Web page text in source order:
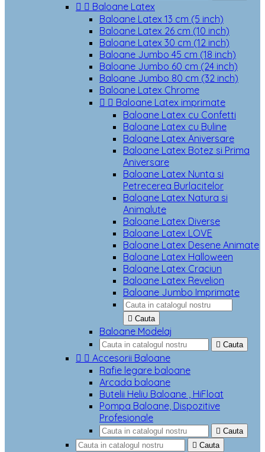
  Baloane Latex
Baloane Latex 13 cm (5 inch)
Baloane Latex 26 cm (10 inch)
Baloane Latex 30 cm (12 inch)
Baloane Jumbo 45 cm (18 inch)
Baloane Jumbo 60 cm (24 inch)
Baloane Jumbo 80 cm (32 inch)
Baloane Latex Chrome
  Baloane Latex imprimate
Baloane Latex cu Confetti
Baloane Latex cu Buline
Baloane Latex Aniversare
Baloane Latex Botez si Prima
Aniversare
Baloane Latex Nunta si
Petrecerea Burlacitelor
Baloane Latex Natura si
Animalute
Baloane Latex Diverse
Baloane Latex LOVE
Baloane Latex Desene Animate
Baloane Latex Halloween
Baloane Latex Craciun
Baloane Latex Revelion
Baloane Jumbo Imprimate
 Cauta
Baloane Modelaj
 Cauta
  Accesorii Baloane
Rafie legare baloane
Arcada baloane
Butelii Heliu Baloane , HiFloat
Pompa Baloane, Dispozitive
Profesionale
 Cauta
 Cauta